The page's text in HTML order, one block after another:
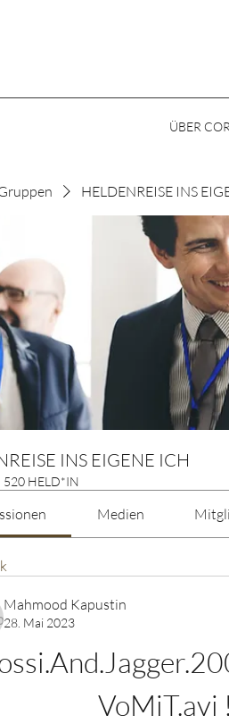
HELDENREISE INS
INS EIGENE ICH
520 HELD*IN
Medien
Mahmood Kapustin
28. Mai 2023
ÜBER